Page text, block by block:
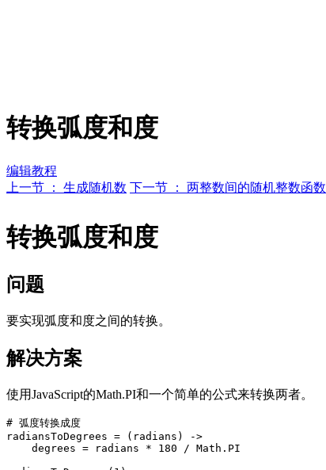
转换弧度和度
编辑教程
上一节 ： 生成随机数 下一节 ： 两整数间的随机整数函数
转换弧度和度
问题
要实现弧度和度之间的转换。
解决方案
使用JavaScript的Math.PI和一个简单的公式来转换两者。
# 弧度转换成度
radiansToDegrees = (radians) ->
    degrees = radians * 180 / Math.PI